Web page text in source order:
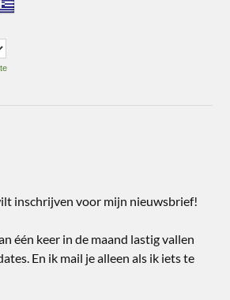
inschrijven voor mijn nieuwsbrief!
één keer in de maand lastig vallen
En ik mail je alleen als ik iets te